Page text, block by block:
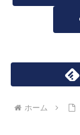
ホーム